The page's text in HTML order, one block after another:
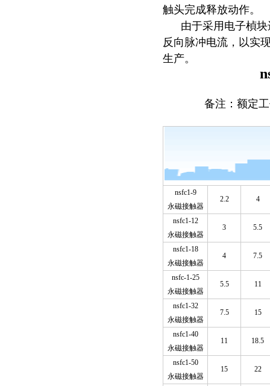
触头完成释放动作。
由于采用电子楨块
反向脉冲电流，以实
生产。
备注：额定
nsfc1-9
永磁接触器
2.2 4
nsfc1-12
永磁接触器
3 5.5
nsfc1-18
永磁接触器
4 7.5
nsfc-1-25
永磁接触器
5.5 11
nsfc1-32
永磁接触器
7.5 15
nsfc1-40
永磁接触器
11 18.5
nsfc1-50
永磁接触器
15 22